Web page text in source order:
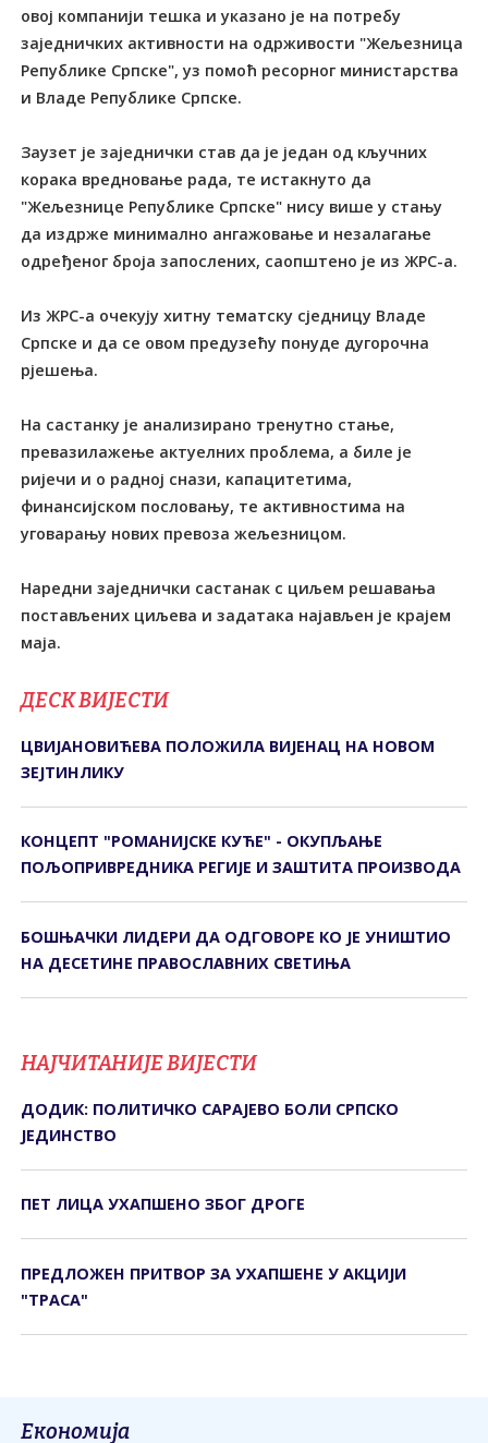
овој компанији тешка и указано је на потребу
заједничких активности на одрживости "Жељезница
Републике Српске", уз помоћ ресорног министарства
и Владе Републике Српске.
Заузет је заједнички став да је један од кључних
корака вредновање рада, те истакнуто да
"Жељезнице Републике Српске" нису више у стању
да издрже минимално ангажовање и незалагање
одређеног броја запослених, саопштено је из ЖРС-а.
Из ЖРС-а очекују хитну тематску сједницу Владе
Српске и да се овом предузећу понуде дугорочна
рјешења.
На састанку је анализирано тренутно стање,
превазилажење актуелних проблема, а биле је
ријечи и о радној снази, капацитетима,
финансијском пословању, те активностима на
уговарању нових превоза жељезницом.
Наредни заједнички састанак с циљем решавања
постављених циљева и задатака најављен је крајем
маја.
ДЕСК ВИЈЕСТИ
ЦВИЈАНОВИЋЕВА ПОЛОЖИЛА ВИЈЕНАЦ НА НОВОМ
ЗЕЈТИНЛИКУ
КОНЦЕПТ "РОМАНИЈСКЕ КУЋЕ" - ОКУПЉАЊЕ
ПОЉОПРИВРЕДНИКА РЕГИЈЕ И ЗАШТИТА ПРОИЗВОДА
БОШЊАЧКИ ЛИДЕРИ ДА ОДГОВОРЕ КО ЈЕ УНИШТИО
НА ДЕСЕТИНЕ ПРАВОСЛАВНИХ СВЕТИЊА
НАЈЧИТАНИЈЕ ВИЈЕСТИ
ДОДИК: ПОЛИТИЧКО САРАЈЕВО БОЛИ СРПСКО
ЈЕДИНСТВО
ПЕТ ЛИЦА УХАПШЕНО ЗБОГ ДРОГЕ
ПРЕДЛОЖЕН ПРИТВОР ЗА УХАПШЕНЕ У АКЦИЈИ
"ТРАСА"
Економија